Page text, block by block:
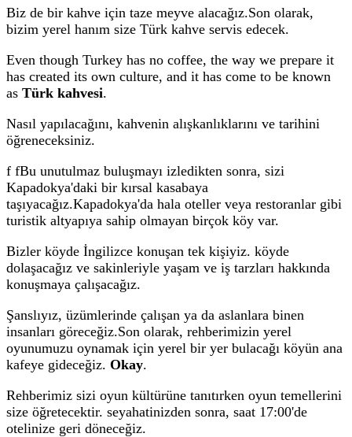
Biz de bir kahve için taze meyve alacağız.Son olarak,
bizim yerel hanım size Türk kahve servis edecek.
Even though Turkey has no coffee, the way we prepare it
has created its own culture, and it has come to be known
as Türk kahvesi.
Nasıl yapılacağını, kahvenin alışkanlıklarını ve tarihini
öğreneceksiniz.
f fBu unutulmaz buluşmayı izledikten sonra, sizi
Kapadokya'daki bir kırsal kasabaya
taşıyacağız.Kapadokya'da hala oteller veya restoranlar gibi
turistik altyapıya sahip olmayan birçok köy var.
Bizler köyde İngilizce konuşan tek kişiyiz. köyde
dolaşacağız ve sakinleriyle yaşam ve iş tarzları hakkında
konuşmaya çalışacağız.
Şanslıyız, üzümlerinde çalışan ya da aslanlara binen
insanları göreceğiz.Son olarak, rehberimizin yerel
oyunumuzu oynamak için yerel bir yer bulacağı köyün ana
kafeye gideceğiz. Okay.
Rehberimiz sizi oyun kültürüne tanıtırken oyun temellerini
size öğretecektir. seyahatinizden sonra, saat 17:00'de
otelinize geri döneceğiz.